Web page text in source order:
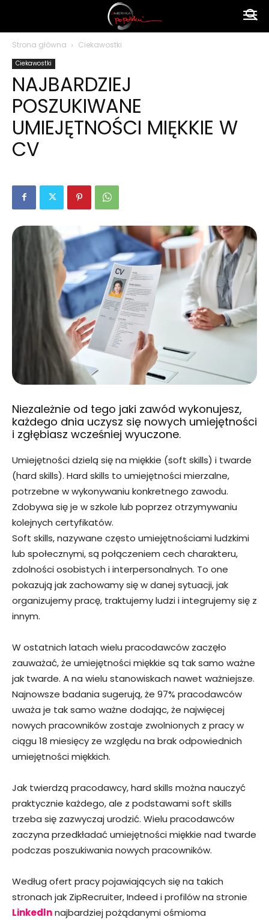
polsku
Strona główna Ciekawostki
Ciekawostki
NAJBARDZIEJ
POSZUKIWANE
UMIEJĘTNOŚCI MIĘKKIE W
CV
Niezależnie od tego jaki zawód wykonujesz,
każdego dnia uczysz się nowych umiejętności
i zgłębiasz wcześniej wyuczone.
Umiejętności dzielą się na miękkie (soft skills) i twarde
(hard skills). Hard skills to umiejętności mierzalne,
potrzebne w wykonywaniu konkretnego zawodu.
Zdobywa się je w szkole lub poprzez otrzymywaniu
kolejnych certyfikatów.
Soft skills, nazywane często umiejętnościami ludzkimi
lub społecznymi, są połączeniem cech charakteru,
zdolności osobistych i interpersonalnych. To one
pokazują jak zachowamy się w danej sytuacji, jak
organizujemy pracę, traktujemy ludzi i integrujemy się z
innym.
W ostatnich latach wielu pracodawców zaczęło
zauważać, że umiejętności miękkie są tak samo ważne
jak twarde. A na wielu stanowiskach nawet ważniejsze.
Najnowsze badania sugerują, że 97% pracodawców
uważa je tak samo ważne dodając, że najwięcej
nowych pracowników zostaje zwolnionych z pracy w
ciągu 18 miesięcy ze względu na brak odpowiednich
umiejętności miękkich.
Jak twierdzą pracodawcy, hard skills można nauczyć
praktycznie każdego, ale z podstawami soft skills
trzeba się zazwyczaj urodzić. Wielu pracodawców
zaczyna przedkładać umiejętności miękkie nad twarde
podczas poszukiwania nowych pracowników.
Według ofert pracy pojawiających się na takich
stronach jak ZipRecruiter, Indeed i profilów na stronie
Linkedlnnajbardziej pożądanymi ośmioma